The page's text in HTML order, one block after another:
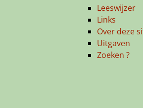
Leeswijzer
Links
Over deze
Uitgaven
Zoeken ?